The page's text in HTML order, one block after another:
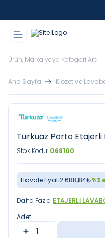
Ana Sayfa Klozet ve
Turkuaz Porto
Stok Kodu: 068100
Havale fiyatı2.688,84₺%3
Daha Fazla ETAJERLI
Adet